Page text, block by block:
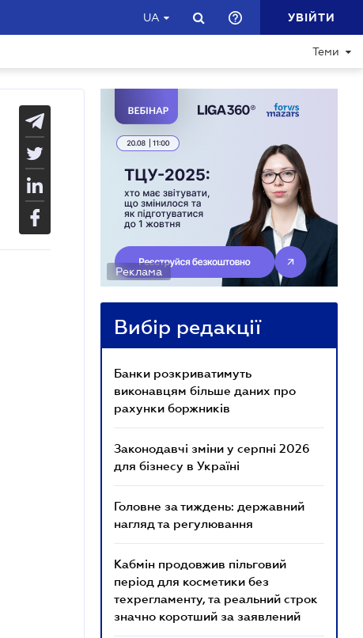
UA УВІЙТИ
Теми
Реклама
Вибір редакції
Банки розкриватимуть
виконавцям більше даних про
рахунки боржників
Законодавчі зміни у серпні 2026
для бізнесу в Україні
Головне за тиждень: державний
нагляд та регулювання
Кабмін продовжив пільговий
період для косметики без
техрегламенту, та реальний строк
значно коротший за заявлений